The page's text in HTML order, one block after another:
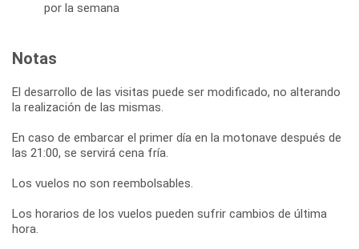
por la semana
Notas
El desarrollo de las visitas puede ser modificado, no alterando
la realización de las mismas.
En caso de embarcar el primer día en la motonave después de
las 21:00, se servirá cena fría.
Los vuelos no son reembolsables.
Los horarios de los vuelos pueden sufrir cambios de última
hora.